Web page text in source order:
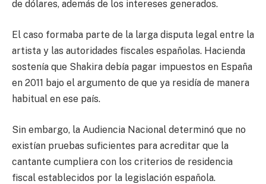
de dólares, además de los intereses generados.
El caso formaba parte de la larga disputa legal entre la
artista y las autoridades fiscales españolas. Hacienda
sostenía que Shakira debía pagar impuestos en España
en 2011 bajo el argumento de que ya residía de manera
habitual en ese país.
Sin embargo, la Audiencia Nacional determinó que no
existían pruebas suficientes para acreditar que la
cantante cumpliera con los criterios de residencia
fiscal establecidos por la legislación española.